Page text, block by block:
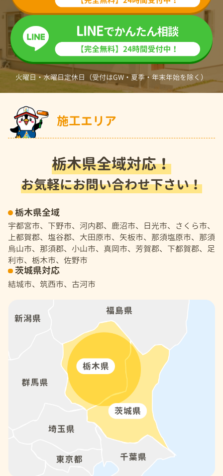
火曜日・水曜日定休日（受付はGW・夏季・年末年始を除く）
施工エリア
栃木県全域対応！
お気軽にお問い合わせ下さい！
栃木県全域
宇都宮市、下野市、河内郡、鹿沼市、日光市、さくら市、
上都賀郡、塩谷郡、大田原市、矢板市、那須塩原市、那須
烏山市、那須郡、小山市、真岡市、芳賀郡、下都賀郡、足
利市、栃木市、佐野市
茨城県対応
結城市、筑西市、古河市